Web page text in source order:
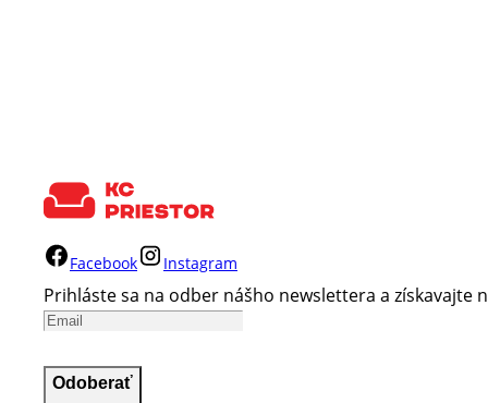
Facebook Instagram
Prihláste sa na odber nášho newslettera a získavajte
Odoberať